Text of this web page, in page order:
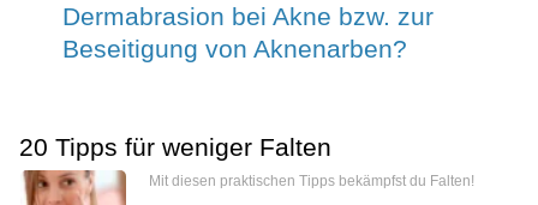
Dermabrasion bei Akne bzw. zur
Beseitigung von Aknenarben?
20 Tipps für weniger Falten
Mit diesen praktischen Tipps bekämpfst du Falten!